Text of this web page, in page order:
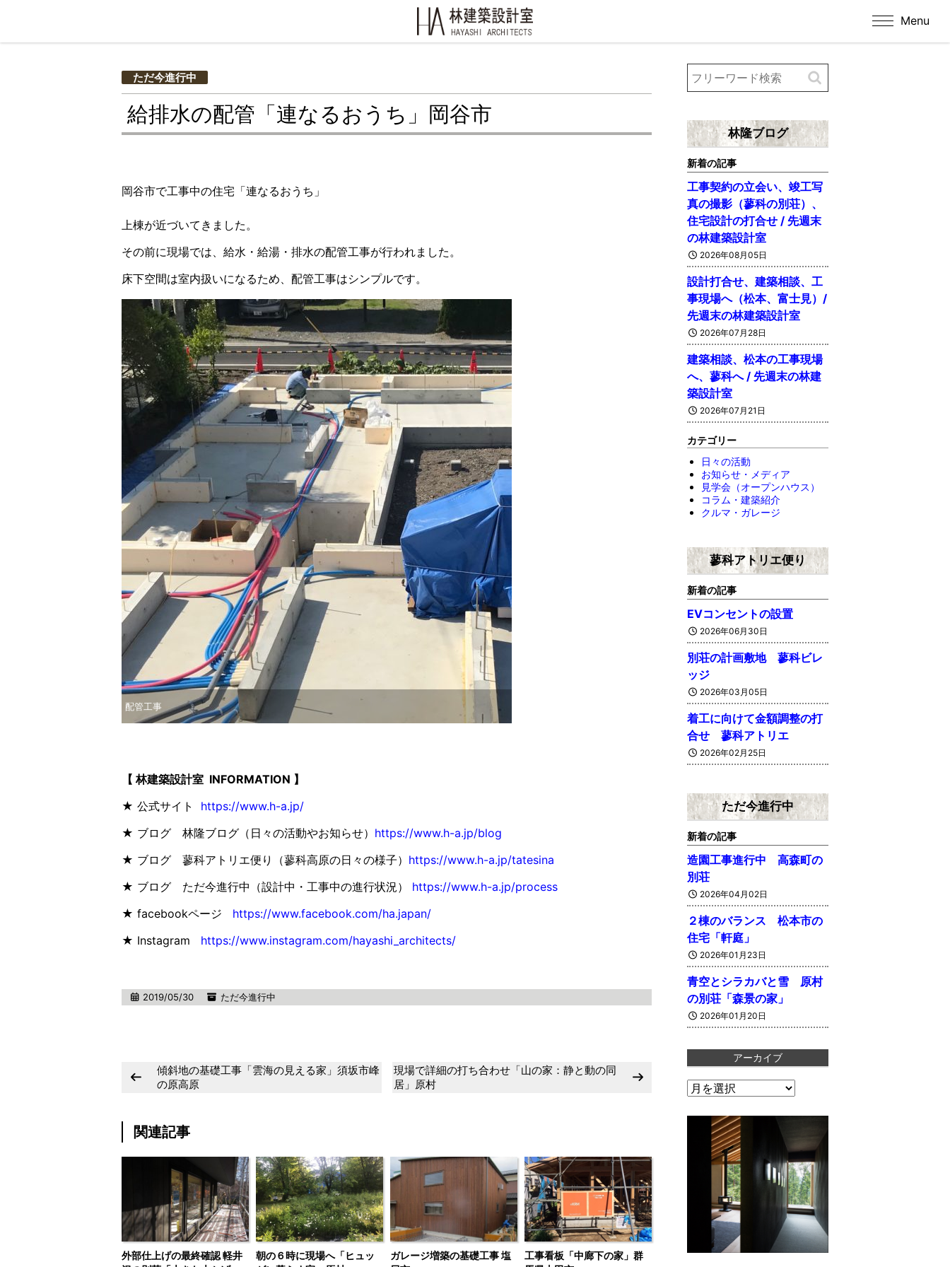
Menu
ただ今進行中
給排水の配管「連なるおうち」岡谷市
岡谷市で工事中の住宅「連なるおうち」
上棟が近づいてきました。
その前に現場では、給水・給湯・排水の配管工事が行われました。
床下空間は室内扱いになるため、配管工事はシンプルです。
配管工事
【 林建築設計室 INFORMATION 】
★ 公式サイト https://www.h-a.jp/
★ ブログ 林隆ブログ（日々の活動やお知らせ） https://www.h-a.jp/blog
★ ブログ 蓼科アトリエ便り（蓼科高原の日々の様子） https://www.h-a.jp/tatesina
★ ブログ ただ今進行中（設計中・工事中の進行状況） https://www.h-a.jp/process
★ facebookページ https://www.facebook.com/ha.japan/
★ Instagram https://www.instagram.com/hayashi_architects/
2019/05/30 ただ今進行中
傾斜地の基礎工事「雲海の見える家」須坂市峰
の原高原
現場で詳細の打ち合わせ「山の家：静と動の同
居」原村
関連記事
外部仕上げの最終確認 軽井
朝の６時に現場へ「ヒュッ
ガレージ増築の基礎工事 塩
工事看板「中廊下の家」群
林隆ブログ
新着の記事
工事契約の立会い、竣工写
真の撮影（蓼科の別荘）、
住宅設計の打合せ / 先週末
の林建築設計室
2026年08月05日
設計打合せ、建築相談、工
事現場へ（松本、富士見）/
先週末の林建築設計室
2026年07月28日
建築相談、松本の工事現場
へ、蓼科へ / 先週末の林建
築設計室
2026年07月21日
カテゴリー
日々の活動
お知らせ・メディア
見学会（オープンハウス）
コラム・建築紹介
クルマ・ガレージ
蓼科アトリエ便り
新着の記事
EVコンセントの設置
2026年06月30日
別荘の計画敷地 蓼科ビレ
ッジ
2026年03月05日
着工に向けて金額調整の打
合せ 蓼科アトリエ
2026年02月25日
ただ今進行中
新着の記事
造園工事進行中 高森町の
別荘
2026年04月02日
２棟のバランス 松本市の
住宅「軒庭」
2026年01月23日
青空とシラカバと雪 原村
の別荘「森景の家」
2026年01月20日
アーカイブ
ア
ー